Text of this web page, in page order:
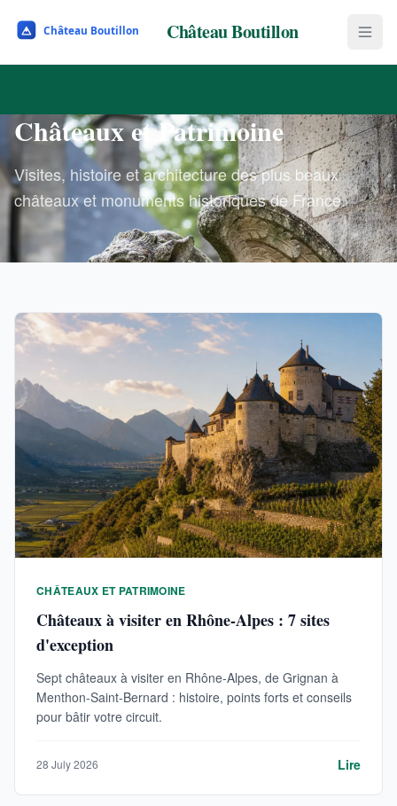
Château Boutillon
Châteaux et Patrimoine
Visites, histoire et architecture des plus beaux
châteaux et monuments historiques de France.
CHÂTEAUX ET PATRIMOINE
Châteaux à visiter en Rhône-Alpes : 7 sites
d'exception
Sept châteaux à visiter en Rhône-Alpes, de Grignan à
Menthon-Saint-Bernard : histoire, points forts et conseils
pour bâtir votre circuit.
28 July 2026 Lire